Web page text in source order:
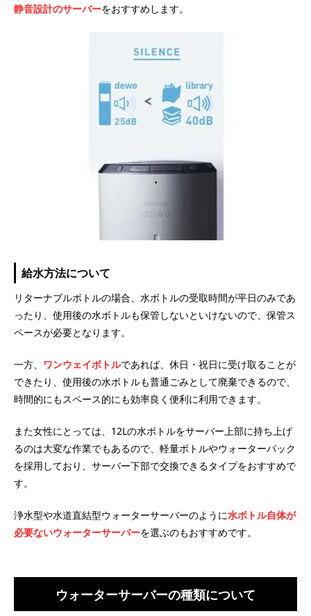
静音設計のサーバーをおすすめします。
給水方法について
リターナブルボトルの場合、水ボトルの受取時間が平日のみであ
ったり、使用後の水ボトルも保管しないといけないので、保管ス
ペースが必要となります。
一方、 ワンウェイボトルであれば、休日・祝日に受け取ることが
できたり、使用後の水ボトルも普通ごみとして廃棄できるので、
時間的にもスペース的にも効率良く便利に利用できます。
また女性にとっては、12Lの水ボトルをサーバー上部に持ち上げ
るのは大変な作業でもあるので、軽量ボトルやウォーターパック
を採用しており、サーバー下部で交換できるタイプをおすすめで
す。
浄水型や水道直結型ウォーターサーバーのように水ボトル自体が
必要ないウォーターサーバーを選ぶのもおすすめです。
ウォーターサーバーの種類について